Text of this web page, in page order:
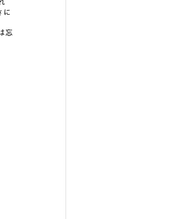
に
忘